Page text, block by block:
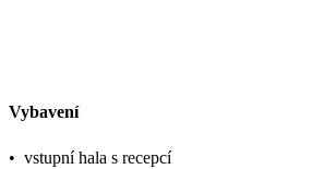
Vybavení
• vstupní hala s recepcí